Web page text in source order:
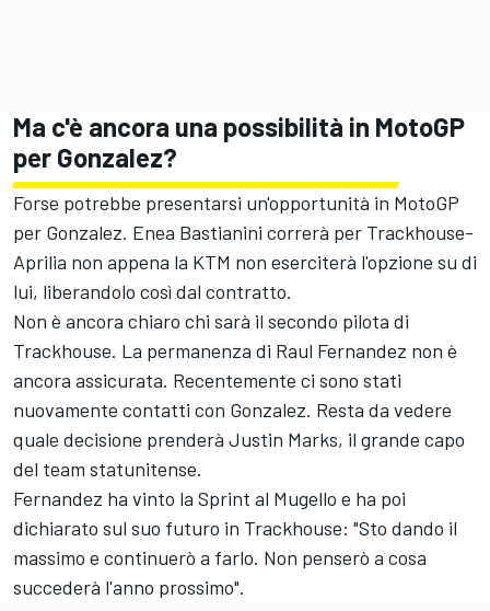
Ma c'è ancora una possibilità in MotoGP
per Gonzalez?
Forse potrebbe presentarsi un'opportunità in MotoGP
per Gonzalez. Enea Bastianini correrà per Trackhouse-
Aprilia non appena la KTM non eserciterà l'opzione su di
lui, liberandolo così dal contratto.
Non è ancora chiaro chi sarà il secondo pilota di
Trackhouse. La permanenza di Raul Fernandez non è
ancora assicurata. Recentemente ci sono stati
nuovamente contatti con Gonzalez. Resta da vedere
quale decisione prenderà Justin Marks, il grande capo
del team statunitense.
Fernandez ha vinto la Sprint al Mugello e ha poi
dichiarato sul suo futuro in Trackhouse: "Sto dando il
massimo e continuerò a farlo. Non penserò a cosa
succederà l'anno prossimo".